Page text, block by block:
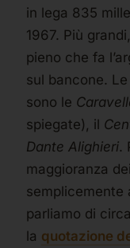
in lega 835
1967. Più
pieno che fa
sul bancone.
sono le
spiegate), il
Dante Alighieri.
maggioranza
semplicemente
parliamo di
la quotazione